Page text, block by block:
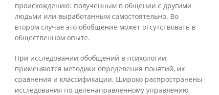
происхождению: полученным в общении с другими
людьми или выработанным самостоятельно. Во
втором случае это обобщение может отсутствовать в
общественном опыте.
При исследовании обобщений в психологии
применяются методики определения понятий, их
сравнения и классификации. Широко распространены
исследования по целенаправленному управлению